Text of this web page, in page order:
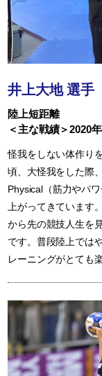
井上大地 選手
陸上短距離
＜主な戦績＞2020
怪我をしない体作り
頃、大怪我をした際
Physical（筋力やパ
上がってきています
から先の競技人生を
です。普段陸上では
レーニングがとても